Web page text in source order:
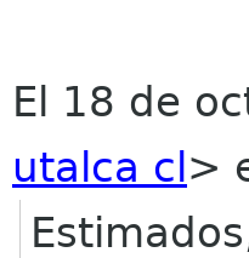
El 18 de
utalca cl >